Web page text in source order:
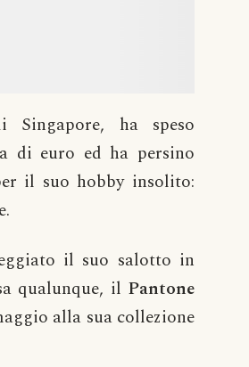
Singapore, ha speso
di euro ed ha persino
il suo hobby insolito:
il suo salotto in
qualunque, il Pantone
alla sua collezione